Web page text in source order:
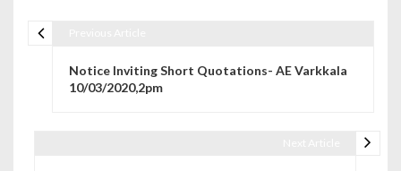
Notice Inviting Short Quotations- AE Varkkala
10/03/2020,2pm